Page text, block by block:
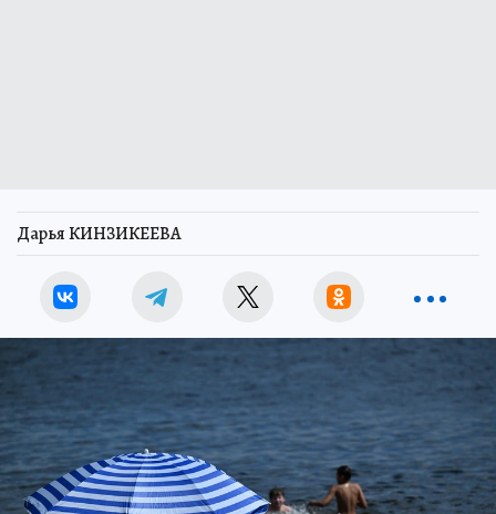
Дарья КИНЗИКЕЕВА